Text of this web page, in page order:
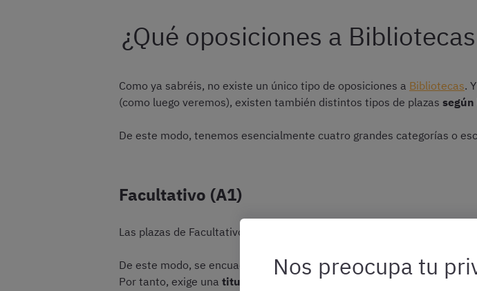
¿Qué oposiciones a
Como ya sabréis, no existe un único tipo de oposiciones a Bibliotecas.
(como luego veremos), existen también distintos tipos de plazas según
De este modo, tenemos esencialmente cuatro grandes categorías o
Facultativo (A1)
Las plazas de Facultativo son las de mayor categoría dentro de las
De este modo, se encuadran en el subgrupo A1 de la clasificación de
Por tanto, exige una titulación de grado universitarioo equivalente
Nos preocupa tu